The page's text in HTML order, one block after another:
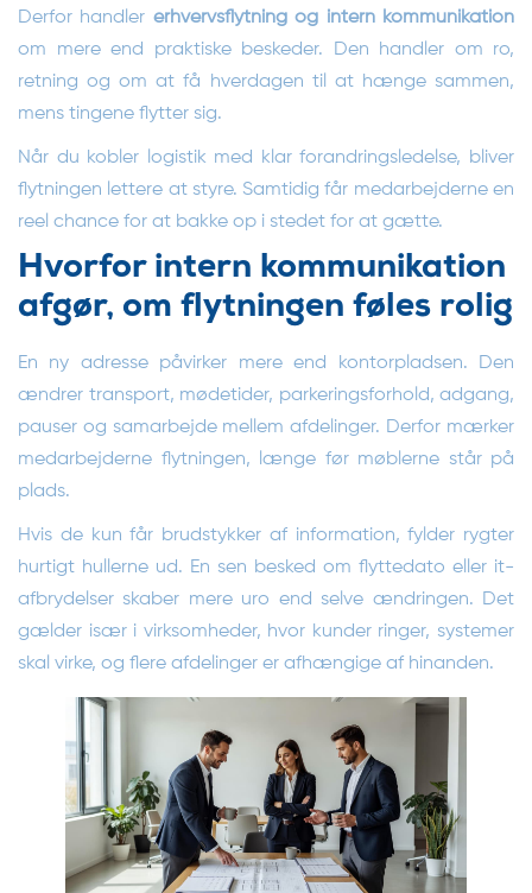
Derfor handler erhvervsflytning og intern kommunikation
om mere end praktiske beskeder. Den handler om ro,
retning og om at få hverdagen til at hænge sammen,
mens tingene flytter sig.
Når du kobler logistik med klar forandringsledelse, bliver
flytningen lettere at styre. Samtidig får medarbejderne en
reel chance for at bakke op i stedet for at gætte.
Hvorfor intern kommunikation
afgør, om flytningen føles rolig
En ny adresse påvirker mere end kontorpladsen. Den
ændrer transport, mødetider, parkeringsforhold, adgang,
pauser og samarbejde mellem afdelinger. Derfor mærker
medarbejderne flytningen, længe før møblerne står på
plads.
Hvis de kun får brudstykker af information, fylder rygter
hurtigt hullerne ud. En sen besked om flyttedato eller it-
afbrydelser skaber mere uro end selve ændringen. Det
gælder især i virksomheder, hvor kunder ringer, systemer
skal virke, og flere afdelinger er afhængige af hinanden.